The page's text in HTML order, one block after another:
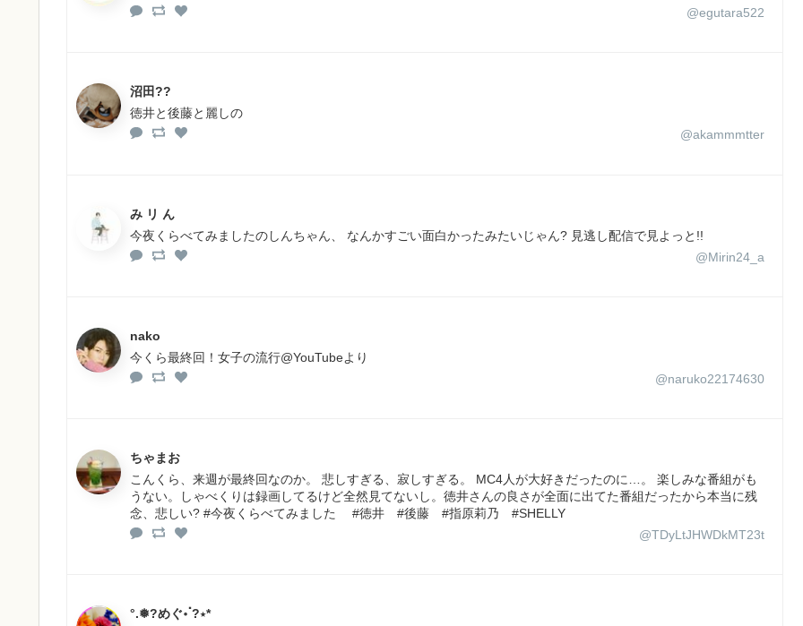
@egutara522
沼田?‍?️
徳井と後藤と麗しの
@akammmtter
み リ ん
今夜くらべてみましたのしんちゃん、 なんかすごい面白かったみたいじゃん? 見逃し配信で見よっと!!
@Mirin24_a
nako
今くら最終回！女子の流行@YouTubeより
@naruko22174630
ちゃまお
こんくら、来週が最終回なのか。 悲しすぎる、寂しすぎる。 MC4人が大好きだったのに…。 楽しみな番組がも
うない。しゃべくりは録画してるけど全然見てないし。徳井さんの良さが全面に出てた番組だったから本当に残
念、悲しい? #今夜くらべてみました #徳井 #後藤 #指原莉乃 #SHELLY
@TDyLtJHWDkMT23t
°.❅?めぐ॰ॱ?⋆︎*